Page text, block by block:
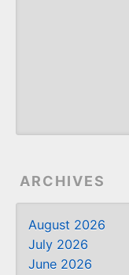
ARCHIVES
August 2026
July 2026
June 2026